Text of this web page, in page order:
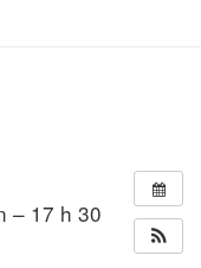
– 17 h 30